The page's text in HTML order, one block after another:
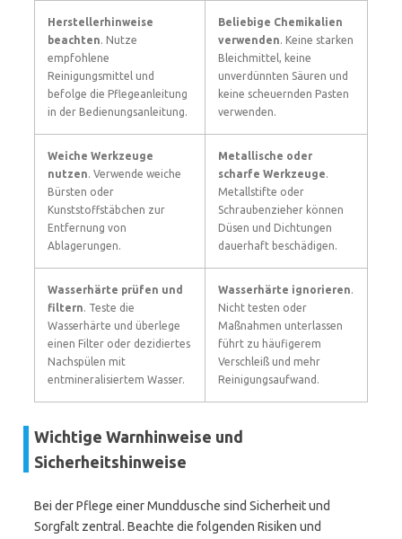
Herstellerhinweise
beachten. Nutze
empfohlene
Reinigungsmittel und
befolge die Pflegeanleitung
in der Bedienungsanleitung.
Beliebige Chemikalien
verwenden. Keine starken
Bleichmittel, keine
unverdünnten Säuren und
keine scheuernden Pasten
verwenden.
Weiche Werkzeuge
nutzen. Verwende weiche
Bürsten oder
Kunststoffstäbchen zur
Entfernung von
Ablagerungen.
Metallische oder
scharfe Werkzeuge.
Metallstifte oder
Schraubenzieher können
Düsen und Dichtungen
dauerhaft beschädigen.
Wasserhärte prüfen und
filtern. Teste die
Wasserhärte und überlege
einen Filter oder dezidiertes
Nachspülen mit
entmineralisiertem Wasser.
Wasserhärte ignorieren.
Nicht testen oder
Maßnahmen unterlassen
führt zu häufigerem
Verschleiß und mehr
Reinigungsaufwand.
Wichtige Warnhinweise und
Sicherheitshinweise
Bei der Pflege einer Munddusche sind Sicherheit und
Sorgfalt zentral. Beachte die folgenden Risiken und